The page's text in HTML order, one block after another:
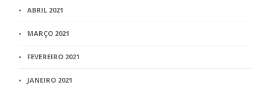
ABRIL 2021
MARÇO 2021
FEVEREIRO 2021
JANEIRO 2021